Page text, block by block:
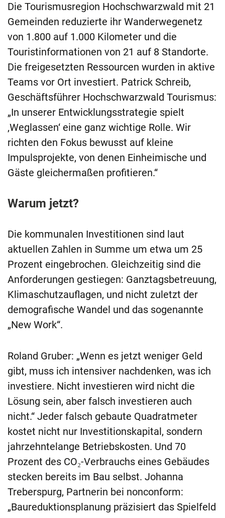
Die Tourismusregion Hochschwarzwald mit 21
Gemeinden reduzierte ihr Wanderwegenetz
von 1.800 auf 1.000 Kilometer und die
Touristinformationen von 21 auf 8 Standorte.
Die freigesetzten Ressourcen wurden in aktive
Teams vor Ort investiert. Patrick Schreib,
Geschäftsführer Hochschwarzwald Tourismus:
„In unserer Entwicklungsstrategie spielt
‚Weglassen‘ eine ganz wichtige Rolle. Wir
richten den Fokus bewusst auf kleine
Impulsprojekte, von denen Einheimische und
Gäste gleichermaßen profitieren.“
Warum jetzt?
Die kommunalen Investitionen sind laut
aktuellen Zahlen in Summe um etwa um 25
Prozent eingebrochen. Gleichzeitig sind die
Anforderungen gestiegen: Ganztagsbetreuung,
Klimaschutzauflagen, und nicht zuletzt der
demografische Wandel und das sogenannte
„New Work“.
Roland Gruber: „Wenn es jetzt weniger Geld
gibt, muss ich intensiver nachdenken, was ich
investiere. Nicht investieren wird nicht die
Lösung sein, aber falsch investieren auch
nicht.“ Jeder falsch gebaute Quadratmeter
kostet nicht nur Investitionskapital, sondern
jahrzehntelange Betriebskosten. Und 70
Prozent des CO₂-Verbrauchs eines Gebäudes
stecken bereits im Bau selbst. Johanna
Treberspurg, Partnerin bei nonconform:
„Baureduktionsplanung präzisiert das Spielfeld